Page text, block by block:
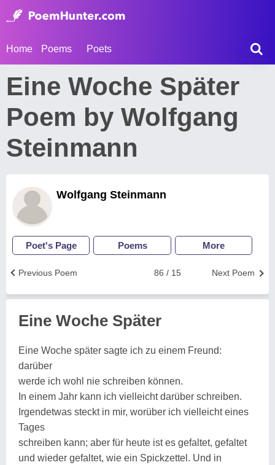
Home Poems Poets
Eine Woche Später
Poem by Wolfgang
Steinmann
Wolfgang Steinmann
Poet's Page Poems More
Next Poem
86 / 15
Previous Poem
Eine Woche Später
Eine Woche später sagte ich zu einem Freund:
darüber
werde ich wohl nie schreiben können.
In einem Jahr kann ich vielleicht darüber schreiben.
Irgendetwas steckt in mir, worüber ich vielleicht eines
Tages
schreiben kann; aber für heute ist es gefaltet, gefaltet
und wieder gefaltet, wie ein Spickzettel. Und in